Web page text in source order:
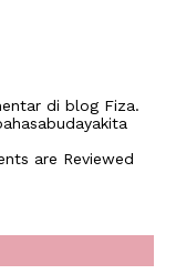
di blog Fiza.
are Reviewed